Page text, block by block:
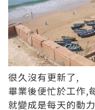
很久沒有更新了,
畢業後便忙於工作,
就變成是每天的動